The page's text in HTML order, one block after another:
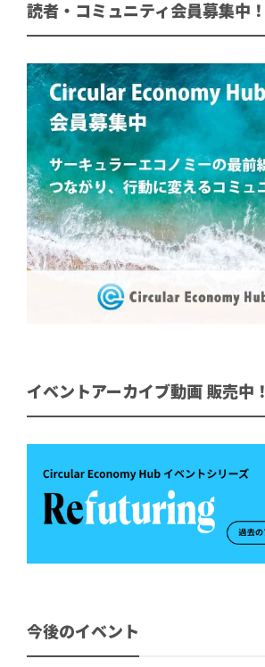
読者・コミュニティ会員募集中！
イベントアーカイブ動画 販売中！
今後のイベント